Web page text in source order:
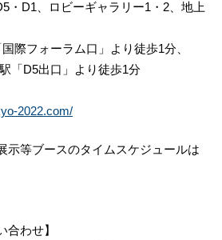
、ロビーギャラリー1・2、地上
ォーラム口」より徒歩1分、
出口」より徒歩1分
2022.com/
示等ブースのタイムスケジュールは
合わせ】